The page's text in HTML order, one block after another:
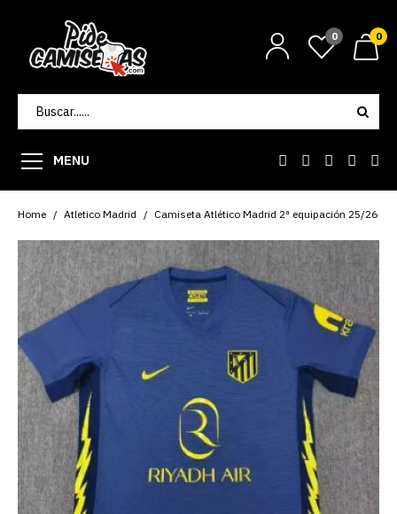
0 0
MENU
Home Atletico Madrid Camiseta Atlético Madrid 2ª equipación 25/26